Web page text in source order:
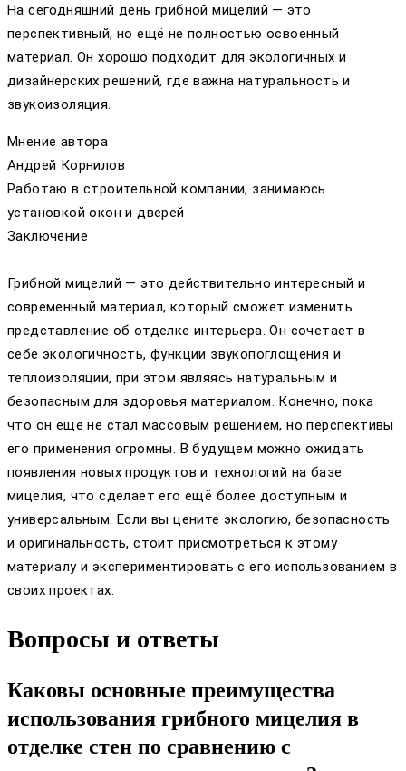
На сегодняшний день грибной мицелий — это
перспективный, но ещё не полностью освоенный
материал. Он хорошо подходит для экологичных и
дизайнерских решений, где важна натуральность и
звукоизоляция.
Мнение автора
Андрей Корнилов
Работаю в строительной компании, занимаюсь
установкой окон и дверей
Заключение
Грибной мицелий — это действительно интересный и
современный материал, который сможет изменить
представление об отделке интерьера. Он сочетает в
себе экологичность, функции звукопоглощения и
теплоизоляции, при этом являясь натуральным и
безопасным для здоровья материалом. Конечно, пока
что он ещё не стал массовым решением, но перспективы
его применения огромны. В будущем можно ожидать
появления новых продуктов и технологий на базе
мицелия, что сделает его ещё более доступным и
универсальным. Если вы цените экологию, безопасность
и оригинальность, стоит присмотреться к этому
материалу и экспериментировать с его использованием в
своих проектах.
Вопросы и ответы
Каковы основные преимущества
использования грибного мицелия в
отделке стен по сравнению с